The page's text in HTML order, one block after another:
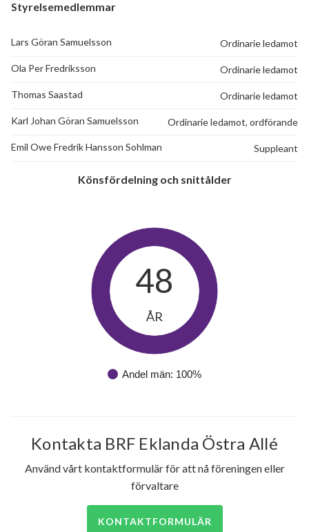
Styrelsemedlemmar
Lars Göran Samuelsson Ordinarie ledamot
Ola Per Fredriksson Ordinarie ledamot
Thomas Saastad Ordinarie ledamot
Karl Johan Göran Samuelsson Ordinarie ledamot, ordförande
Emil Owe Fredrik Hansson Sohlman Suppleant
Könsfördelning och snittålder
Andel män: 100%
48
ÅR
Kontakta BRF Eklanda Östra Allé
Använd vårt kontaktformulär för att nå föreningen eller
förvaltare
KONTAKTFORMULÄR